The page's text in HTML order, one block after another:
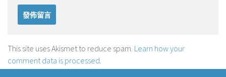
This site uses Akismet to reduce spam. Learn how your
comment data is processed.